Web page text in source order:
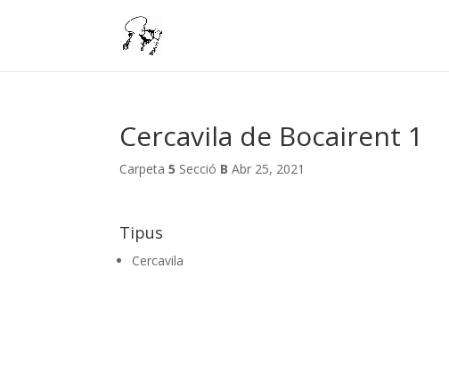
Cercavila de Bocairent 1
Carpeta5 Secció B Abr 25, 2021
Tipus
Cercavila